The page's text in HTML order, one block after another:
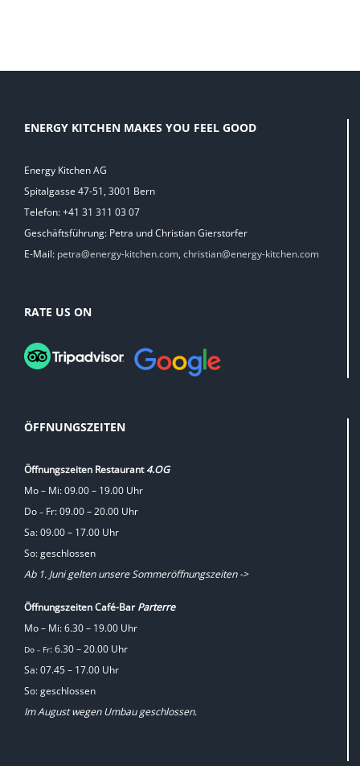
ENERGY KITCHEN MAKES YOU FEEL GOOD
Energy Kitchen AG
Spitalgasse 47-51, 3001 Bern
Telefon: +41 31 311 03 07
Geschäftsführung: Petra und Christian Gierstorfer
E-Mail: petra@energy-kitchen.com, christian@energy-kitchen.com
RATE US ON
ÖFFNUNGSZEITEN
Öffnungszeiten Restaurant4.OG
Mo – Mi: 09.00 – 19.00 Uhr
Do – Fr: 09.00 – 20.00 Uhr
Sa: 09.00 – 17.00 Uhr
So: geschlossen
Ab 1. Juni gelten unsere Sommeröffnungszeiten ->
Öffnungszeiten Café-BarParterre
Mo – Mi: 6.30 – 19.00 Uhr
Do – Fr: 6.30 – 20.00 Uhr
Sa: 07.45 – 17.00 Uhr
So: geschlossen
Im August wegen Umbau geschlossen.